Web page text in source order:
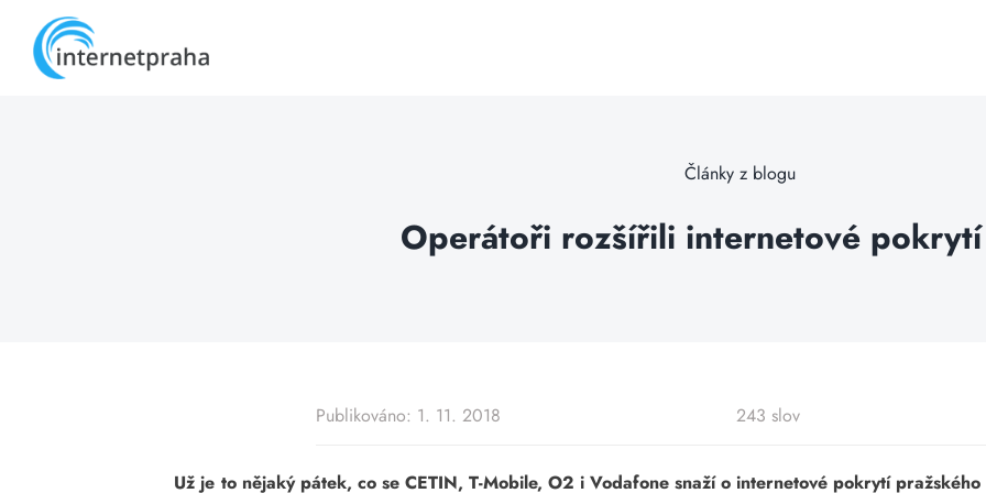
content
Články z blogu
Operátoři rozšířili internetové
Publikováno: 1. 11. 2018 243 slov
Už je to nějaký pátek, co se CETIN, T-Mobile, O2 i Vodafone snaží o internetové pokrytí